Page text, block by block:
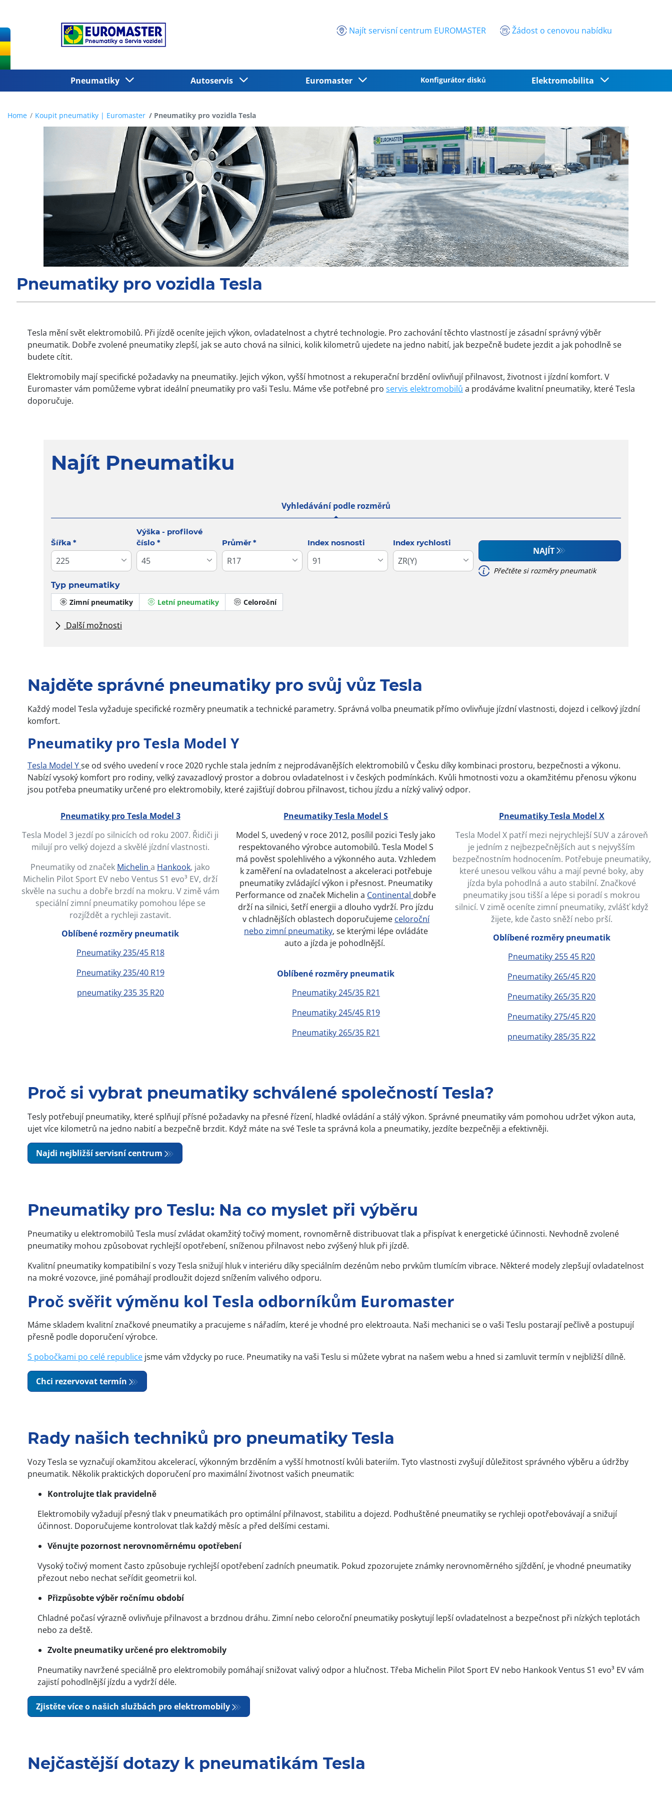
Najít servisní centrum EUROMASTER Žádost o cenovou nabídku
Pneumatiky Autoservis Euromaster Konfigurátor disků Elektromobilita
Home Koupit pneumatiky | Euromaster Pneumatiky pro vozidla Tesla
Pneumatiky pro vozidla Tesla
Tesla mění svět elektromobilů. Při jízdě oceníte jejich výkon, ovladatelnost a chytré technologie. Pro zachování těchto vlastností je zásadní správný výběr
pneumatik. Dobře zvolené pneumatiky zlepší, jak se auto chová na silnici, kolik kilometrů ujedete na jedno nabití, jak bezpečně budete jezdit a jak pohodlně se
budete cítit.
Elektromobily mají specifické požadavky na pneumatiky. Jejich výkon, vyšší hmotnost a rekuperační brzdění ovlivňují přilnavost, životnost i jízdní komfort. V
Euromaster vám pomůžeme vybrat ideální pneumatiky pro vaši Teslu. Máme vše potřebné pro servis elektromobilů a prodáváme kvalitní pneumatiky, které Tesla
doporučuje.
Najít Pneumatiku
Vyhledávání podle rozměrů
Tab updated: Vyhledávání podle rozměrů
Šířka *
Výška - profilové
číslo * Průměr * Index nosnosti Index rychlosti
Typ pneumatiky
Zimní pneumatiky
Letní pneumatiky Celoroční
Další možnosti
NAJÍT
Přečtěte si rozměry pneumatik
Najděte správné pneumatiky pro svůj vůz Tesla
Každý model Tesla vyžaduje specifické rozměry pneumatik a technické parametry. Správná volba pneumatik přímo ovlivňuje jízdní vlastnosti, dojezd i celkový jízdní
komfort.
Pneumatiky pro Tesla Model Y
Tesla Model Yse od svého uvedení v roce 2020 rychle stala jedním z nejprodávanějších elektromobilů v Česku díky kombinaci prostoru, bezpečnosti a výkonu.
Nabízí vysoký komfort pro rodiny, velký zavazadlový prostor a dobrou ovladatelnost i v českých podmínkách. Kvůli hmotnosti vozu a okamžitému přenosu výkonu
jsou potřeba pneumatiky určené pro elektromobily, které zajišťují dobrou přilnavost, tichou jízdu a nízký valivý odpor.
Pneumatiky pro Tesla Model 3
Tesla Model 3 jezdí po silnicích od roku 2007. Řidiči ji
milují pro velký dojezd a skvělé jízdní vlastnosti.
Pneumatiky od značek Michelina Hankook, jako
Michelin Pilot Sport EV nebo Ventus S1 evo³ EV, drží
skvěle na suchu a dobře brzdí na mokru. V zimě vám
speciální zimní pneumatiky pomohou lépe se
rozjíždět a rychleji zastavit.
Oblíbené rozměry pneumatik
Pneumatiky 235/45 R18
Pneumatiky 235/40 R19
pneumatiky 235 35 R20
Pneumatiky Tesla Model S
Model S, uvedený v roce 2012, posílil pozici Tesly jako
respektovaného výrobce automobilů. Tesla Model S
má pověst spolehlivého a výkonného auta. Vzhledem
k zaměření na ovladatelnost a akceleraci potřebuje
pneumatiky zvládající výkon i přesnost. Pneumatiky
Performance od značek Michelin a Continental dobře
drží na silnici, šetří energii a dlouho vydrží. Pro jízdu
v chladnějších oblastech doporučujeme celoroční
nebo zimní pneumatiky, se kterými lépe ovládáte
auto a jízda je pohodlnější.
Oblíbené rozměry pneumatik
Pneumatiky 245/35 R21
Pneumatiky 245/45 R19
Pneumatiky 265/35 R21
Pneumatiky Tesla Model X
Tesla Model X patří mezi nejrychlejší SUV a zároveň
je jedním z nejbezpečnějších aut s nejvyšším
bezpečnostním hodnocením. Potřebuje pneumatiky,
které unesou velkou váhu a mají pevné boky, aby
jízda byla pohodlná a auto stabilní. Značkové
pneumatiky jsou tišší a lépe si poradí s mokrou
silnicí. V zimě oceníte zimní pneumatiky, zvlášť když
žijete, kde často sněží nebo prší.
Oblíbené rozměry pneumatik
Pneumatiky 255 45 R20
Pneumatiky 265/45 R20
Pneumatiky 265/35 R20
Pneumatiky 275/45 R20
pneumatiky 285/35 R22
Proč si vybrat pneumatiky schválené společností Tesla?
Tesly potřebují pneumatiky, které splňují přísné požadavky na přesné řízení, hladké ovládání a stálý výkon. Správné pneumatiky vám pomohou udržet výkon auta,
ujet více kilometrů na jedno nabití a bezpečně brzdit. Když máte na své Tesle ta správná kola a pneumatiky, jezdíte bezpečněji a efektivněji.
Najdi nejbližší servisní centrum
Pneumatiky pro Teslu: Na co myslet při výběru
Pneumatiky u elektromobilů Tesla musí zvládat okamžitý točivý moment, rovnoměrně distribuovat tlak a přispívat k energetické účinnosti. Nevhodně zvolené
pneumatiky mohou způsobovat rychlejší opotřebení, sníženou přilnavost nebo zvýšený hluk při jízdě.
Kvalitní pneumatiky kompatibilní s vozy Tesla snižují hluk v interiéru díky speciálním dezénům nebo prvkům tlumícím vibrace. Některé modely zlepšují ovladatelnost
na mokré vozovce, jiné pomáhají prodloužit dojezd snížením valivého odporu.
Proč svěřit výměnu kol Tesla odborníkům Euromaster
Máme skladem kvalitní značkové pneumatiky a pracujeme s nářadím, které je vhodné pro elektroauta. Naši mechanici se o vaši Teslu postarají pečlivě a postupují
přesně podle doporučení výrobce.
S pobočkami po celé republice jsme vám vždycky po ruce. Pneumatiky na vaši Teslu si můžete vybrat na našem webu a hned si zamluvit termín v nejbližší dílně.
Chci rezervovat termín
Rady našich techniků pro pneumatiky Tesla
Vozy Tesla se vyznačují okamžitou akcelerací, výkonným brzděním a vyšší hmotností kvůli bateriím. Tyto vlastnosti zvyšují důležitost správného výběru a údržby
pneumatik. Několik praktických doporučení pro maximální životnost vašich pneumatik:
Kontrolujte tlak pravidelně
Elektromobily vyžadují přesný tlak v pneumatikách pro optimální přilnavost, stabilitu a dojezd. Podhuštěné pneumatiky se rychleji opotřebovávají a snižují
účinnost. Doporučujeme kontrolovat tlak každý měsíc a před delšími cestami.
Věnujte pozornost nerovnoměrnému opotřebení
Vysoký točivý moment často způsobuje rychlejší opotřebení zadních pneumatik. Pokud zpozorujete známky nerovnoměrného sjíždění, je vhodné pneumatiky
přezout nebo nechat seřídit geometrii kol.
Přizpůsobte výběr ročnímu období
Chladné počasí výrazně ovlivňuje přilnavost a brzdnou dráhu. Zimní nebo celoroční pneumatiky poskytují lepší ovladatelnost a bezpečnost při nízkých teplotách
nebo za deště.
Zvolte pneumatiky určené pro elektromobily
Pneumatiky navržené speciálně pro elektromobily pomáhají snižovat valivý odpor a hlučnost. Třeba Michelin Pilot Sport EV nebo Hankook Ventus S1 evo³ EV vám
zajistí pohodlnější jízdu a vydrží déle.
Zjistěte více o našich službách pro elektromobily
Nejčastější dotazy k pneumatikám Tesla